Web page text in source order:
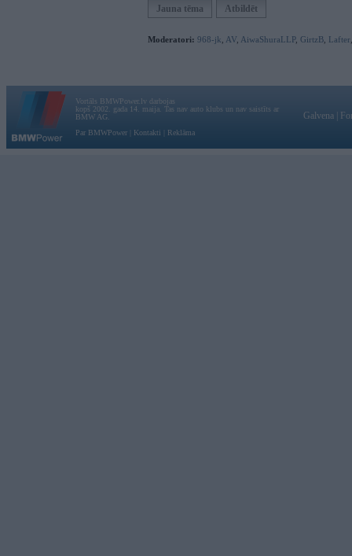
Jauna tēma Atbildēt
Moderatori: 968-jk AV AiwaShuraLLP, GirtzB Lafter
Vortāls BMWPower.lv darbojas
kopš 2002. gada 14. maija. Tas nav auto klubs un nav saistīts ar
BMW AG.
Par BMWPower
Kontakti Reklāma
Galvena